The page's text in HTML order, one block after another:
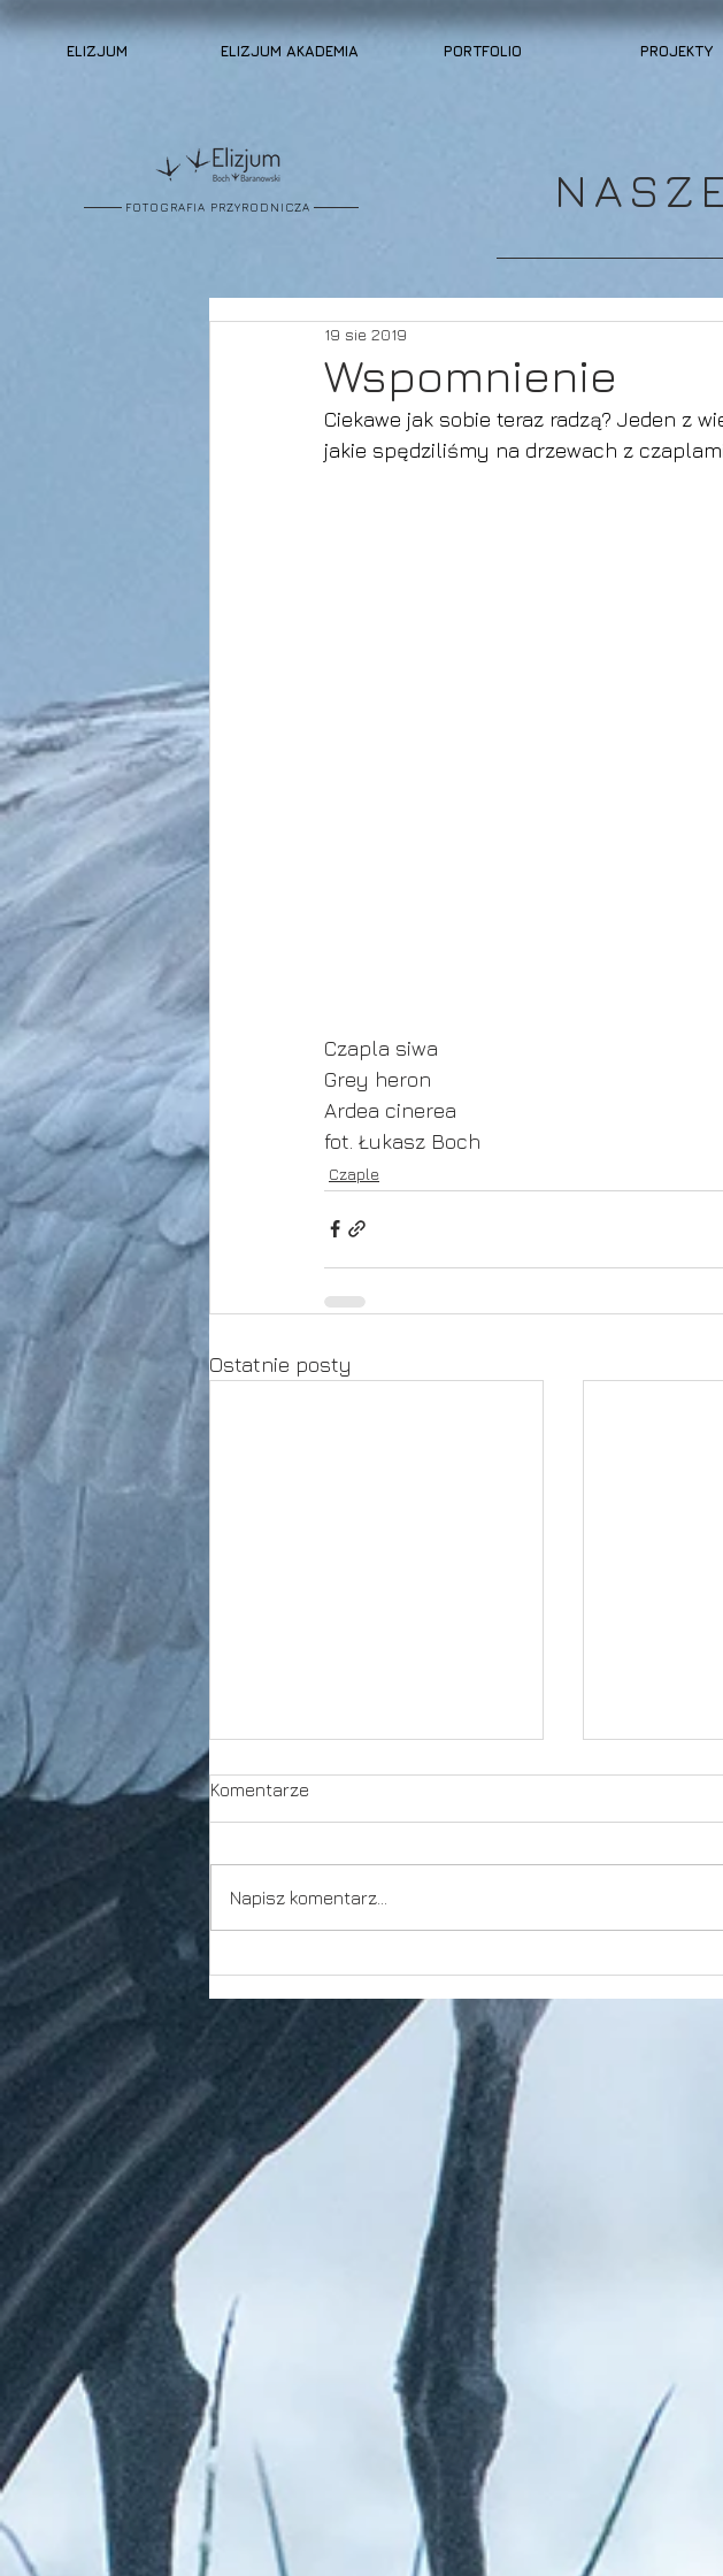
ELIZJUM ELIZJUM AKADEMIA PORTFOLIO PROJEKTY
FOTOGRAFIA PRZYRODNICZA
Wspomnienie
19 sie 2019
Ciekawe jak sobie teraz radzą? Jeden z
jakie spędziliśmy na drzewach z
Czapla siwa
Grey heron
Ardea cinerea
fot. Łukasz Boch
Czaple
Ostatnie posty
Komentarze
Napisz komentarz...